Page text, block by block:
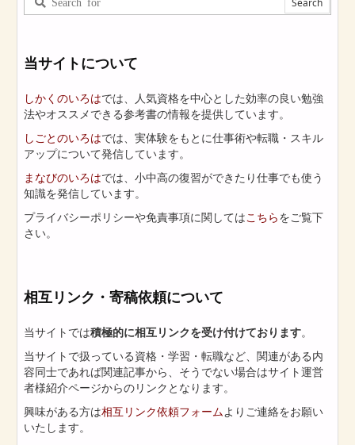
当サイトについて
しかくのいろはでは、人気資格を中心とした効率の良い勉強
法やオススメできる参考書の情報を提供しています。
しごとのいろはでは、実体験をもとに仕事術や転職・スキル
アップについて発信しています。
まなびのいろはでは、小中高の復習ができたり仕事でも使う
知識を発信しています。
プライバシーポリシーや免責事項に関してはこちらをご覧下
さい。
相互リンク・寄稿依頼について
当サイトでは積極的に相互リンクを受け付けております。
当サイトで扱っている資格・学習・転職など、関連がある内
容同士であれば関連記事から、そうでない場合はサイト運営
者様紹介ページからのリンクとなります。
興味がある方は相互リンク依頼フォームよりご連絡をお願い
いたします。